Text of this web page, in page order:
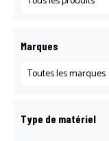
Marques
Type de matériel